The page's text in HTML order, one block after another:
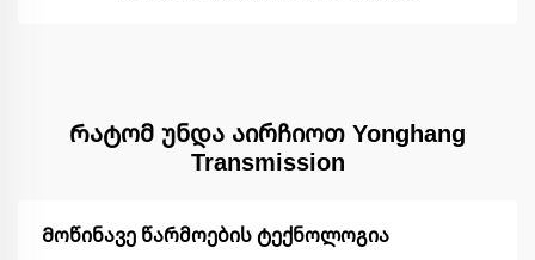
Რატომ უნდა აირჩიოთ Yonghang
Transmission
Მოწინავე წარმოების ტექნოლოგია